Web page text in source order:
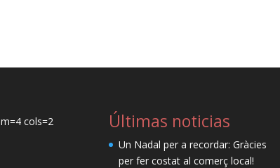
cols=2
Últimas noticias
Un Nadal per a recordar: Gràcies
per fer costat al comerç local!